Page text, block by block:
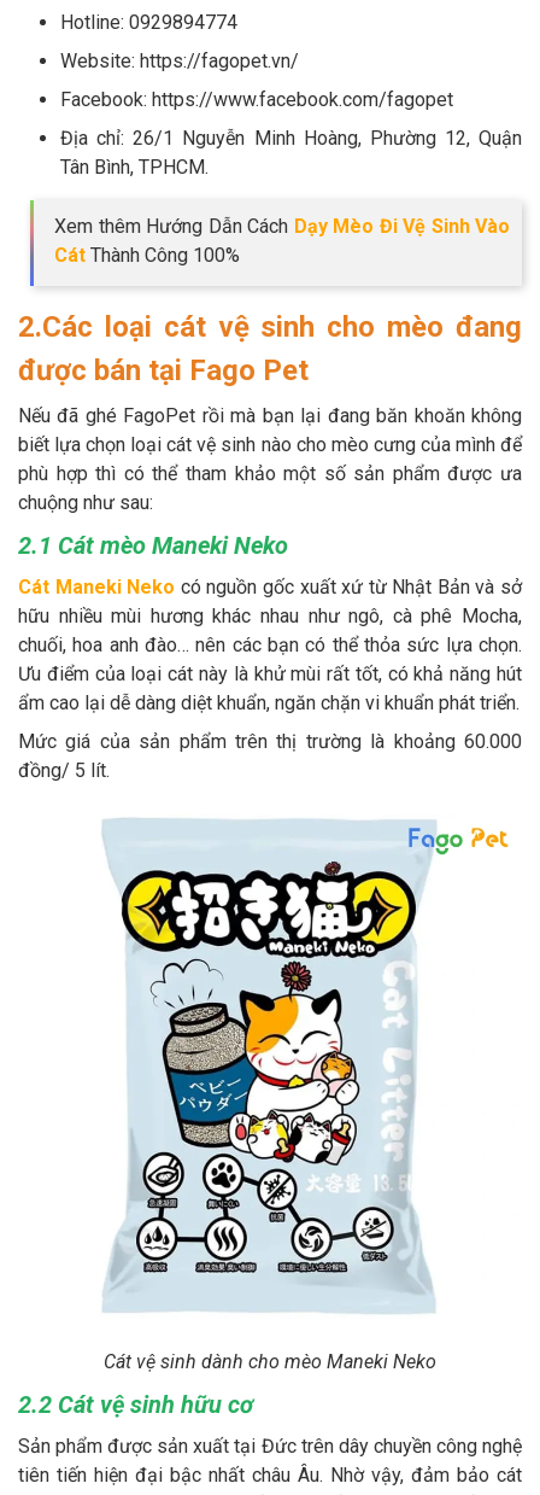
Hotline: 0929894774
Website: https://fagopet.vn/
Facebook: https://www.facebook.com/fagopet
Địa chỉ: 26/1 Nguyễn Minh Hoàng, Phường 12, Quận
Tân Bình, TPHCM.
Xem thêm Hướng Dẫn Cách Dạy Mèo Đi Vệ Sinh Vào
Cát Thành Công 100%
2.Các loại cát vệ sinh cho mèo đang
được bán tại Fago Pet
Nếu đã ghé FagoPet rồi mà bạn lại đang băn khoăn không
biết lựa chọn loại cát vệ sinh nào cho mèo cưng của mình để
phù hợp thì có thể tham khảo một số sản phẩm được ưa
chuộng như sau:
2.1 Cát mèo Maneki Neko
Cát Maneki Neko có nguồn gốc xuất xứ từ Nhật Bản và sở
hữu nhiều mùi hương khác nhau như ngô, cà phê Mocha,
chuối, hoa anh đào… nên các bạn có thể thỏa sức lựa chọn.
Ưu điểm của loại cát này là khử mùi rất tốt, có khả năng hút
ẩm cao lại dễ dàng diệt khuẩn, ngăn chặn vi khuẩn phát triển.
Mức giá của sản phẩm trên thị trường là khoảng 60.000
đồng/ 5 lít.
Cát vệ sinh dành cho mèo Maneki Neko
2.2 Cát vệ sinh hữu cơ
Sản phẩm được sản xuất tại Đức trên dây chuyền công nghệ
tiên tiến hiện đại bậc nhất châu Âu. Nhờ vậy, đảm bảo cát